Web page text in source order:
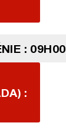
: 09H00
: